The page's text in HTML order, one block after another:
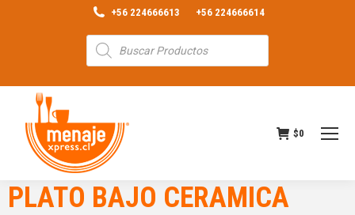
+56 224666613 +56 224666614
Búsqueda
$0
PLATO BAJO CERAMICA